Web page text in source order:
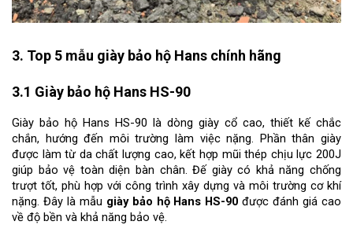
3. Top 5 mẫu giày bảo hộ Hans chính hãng
3.1 Giày bảo hộ Hans HS-90
Giày bảo hộ Hans HS-90 là dòng giày cổ cao, thiết kế chắc
chắn, hướng đến môi trường làm việc nặng. Phần thân giày
được làm từ da chất lượng cao, kết hợp mũi thép chịu lực 200J
giúp bảo vệ toàn diện bàn chân. Đế giày có khả năng chống
trượt tốt, phù hợp với công trình xây dựng và môi trường cơ khí
nặng. Đây là mẫu giày bảo hộ Hans HS-90 được đánh giá cao
về độ bền và khả năng bảo vệ.